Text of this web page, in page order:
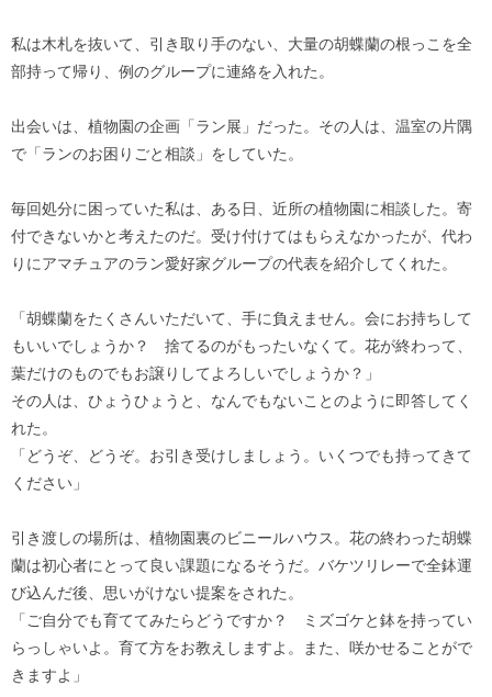
私は木札を抜いて、引き取り手のない、大量の胡蝶蘭の根っこを全
部持って帰り、例のグループに連絡を入れた。
出会いは、植物園の企画「ラン展」だった。その人は、温室の片隅
で「ランのお困りごと相談」をしていた。
毎回処分に困っていた私は、ある日、近所の植物園に相談した。寄
付できないかと考えたのだ。受け付けてはもらえなかったが、代わ
りにアマチュアのラン愛好家グループの代表を紹介してくれた。
「胡蝶蘭をたくさんいただいて、手に負えません。会にお持ちして
もいいでしょうか？ 捨てるのがもったいなくて。花が終わって、
葉だけのものでもお譲りしてよろしいでしょうか？」
その人は、ひょうひょうと、なんでもないことのように即答してく
れた。
「どうぞ、どうぞ。お引き受けしましょう。いくつでも持ってきて
ください」
引き渡しの場所は、植物園裏のビニールハウス。花の終わった胡蝶
蘭は初心者にとって良い課題になるそうだ。バケツリレーで全鉢運
び込んだ後、思いがけない提案をされた。
「ご自分でも育ててみたらどうですか？ ミズゴケと鉢を持ってい
らっしゃいよ。育て方をお教えしますよ。また、咲かせることがで
きますよ」